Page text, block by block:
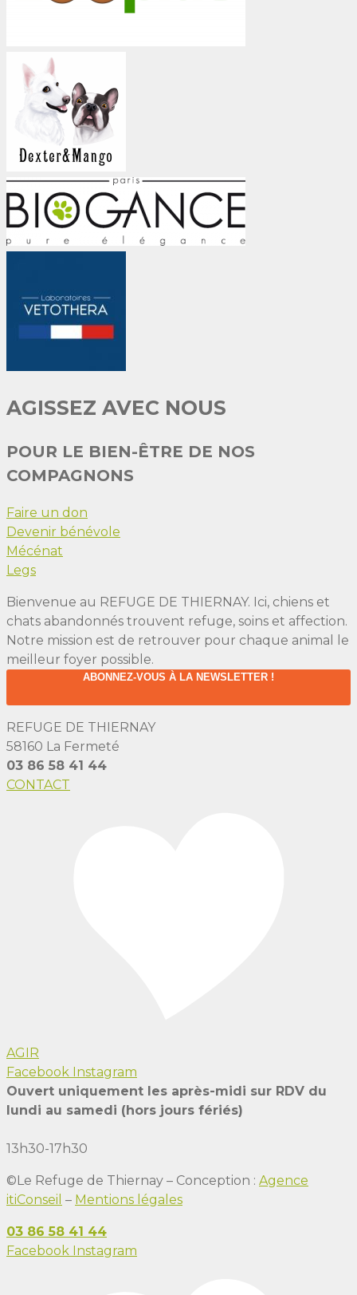
AGISSEZ AVEC NOUS
POUR LE BIEN-ÊTRE DE NOS
COMPAGNONS
Faire un don
Devenir bénévole
Mécénat
Legs
Bienvenue au REFUGE DE THIERNAY. Ici, chiens et
chats abandonnés trouvent refuge, soins et affection.
Notre mission est de retrouver pour chaque animal le
meilleur foyer possible.
ABONNEZ-VOUS À LA NEWSLETTER !
REFUGE DE THIERNAY
58160 La Fermeté
03 86 58 41 44
CONTACT
AGIR
Facebook Instagram
Ouvert uniquement les après-midi sur RDV du
lundi au samedi (hors jours fériés)
13h30-17h30
©Le Refuge de Thiernay – Conception : Agence
itiConseil – Mentions légales
03 86 58 41 44
Facebook Instagram